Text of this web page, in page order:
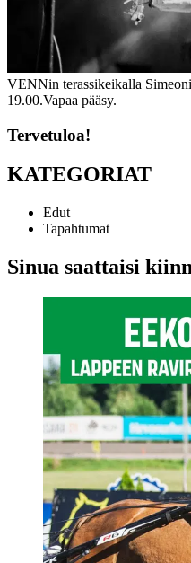
VENNin terassikeikalla
19.00.Vapaa pääsy.
Tervetuloa!
KATEGORIAT
Edut
Tapahtumat
Sinua saattaisi